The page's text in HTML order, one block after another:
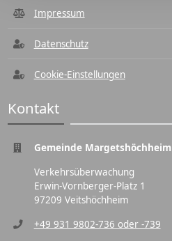
Impressum
Datenschutz
Cookie-Einstellungen
Kontakt
Gemeinde Margetshöchheim
Verkehrsüberwachung
Erwin-Vornberger-Platz 1
97209 Veitshöchheim
+49 931 9802-736 oder -739